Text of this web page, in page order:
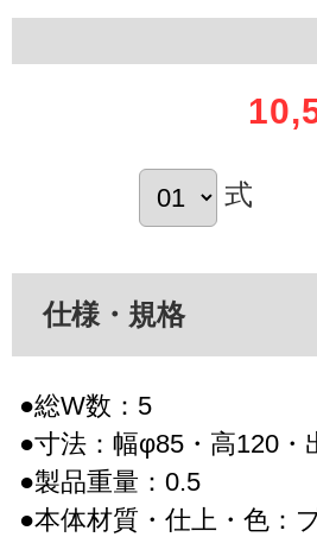
式
仕様・規格
●総W数：5
●寸法：幅φ85・高120・
●製品重量：0.5
●本体材質・仕上・色：